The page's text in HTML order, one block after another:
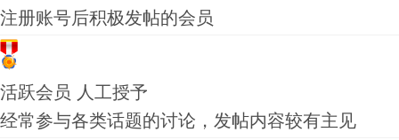
注册账号后积极发帖的会员
活跃会员 人工授予
经常参与各类话题的讨论，发帖内容较有主见